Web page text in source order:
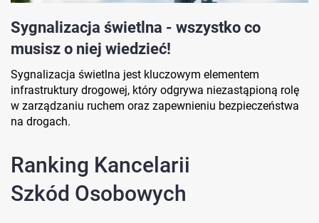
Sygnalizacja świetlna - wszystko co
musisz o niej wiedzieć!
Sygnalizacja świetlna jest kluczowym elementem
infrastruktury drogowej, który odgrywa niezastąpioną rolę
w zarządzaniu ruchem oraz zapewnieniu bezpieczeństwa
na drogach.
Ranking Kancelarii
Szkód Osobowych